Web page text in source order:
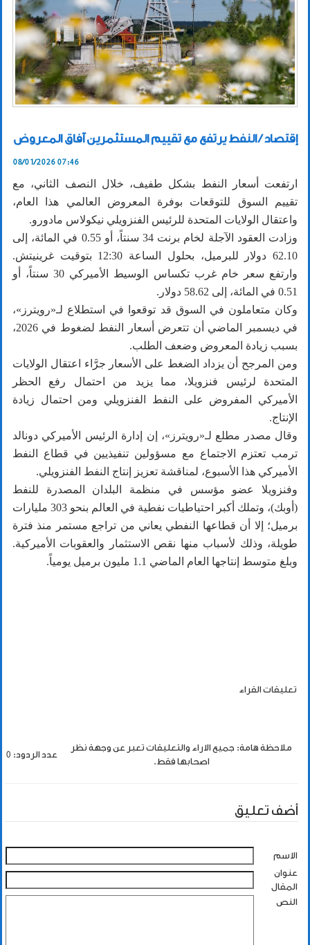
إقتصاد / النفط يرتفع مع تقييم المستثمرين آفاق المعروض
08/01/2026 07:46
ارتفعت أسعار النفط بشكل طفيف، خلال النصف الثاني، ​مع
تقييم السوق للتوقعات بوفرة المعروض العالمي هذا العام،
واعتقال الولايات المتحدة للرئيس الفنزويلي نيكولاس مادورو.
وزادت العقود الآجلة لخام برنت 34 سنتاً، أو 0.55 في المائة، إلى
62.10 دولار للبرميل، بحلول الساعة 12:30 ‌بتوقيت غرينيتش.
‌وارتفع سعر خام غرب ‌تكساس ⁠الوسيط ​الأميركي ‌30 سنتاً، أو
0.51 في المائة، إلى 58.62 دولار.
وكان متعاملون في السوق قد توقعوا في استطلاع لـ«رويترز»،
في ديسمبر الماضي أن تتعرض أسعار النفط لضغوط في 2026،
بسبب ⁠زيادة المعروض وضعف الطلب.
ومن المرجح أن يزداد الضغط ‌على الأسعار جرَّاء اعتقال الولايات
المتحدة لرئيس فنزويلا، مما يزيد من احتمال رفع الحظر
الأميركي المفروض على النفط الفنزويلي ومن احتمال زيادة
الإنتاج.
وقال مصدر مطلع لـ«رويترز»، إن إدارة الرئيس الأميركي ​دونالد
ترمب تعتزم الاجتماع مع مسؤولين تنفيذيين في قطاع النفط
الأميركي ⁠هذا الأسبوع، لمناقشة تعزيز إنتاج النفط الفنزويلي.
وفنزويلا عضو مؤسس في منظمة البلدان المصدرة للنفط
(أوبك)، وتملك أكبر احتياطيات نفطية في العالم بنحو 303 مليارات
برميل؛ إلا أن قطاعها النفطي يعاني من تراجع مستمر منذ فترة
طويلة، وذلك لأسباب منها نقص الاستثمار والعقوبات الأميركية.
وبلغ متوسط ​​إنتاجها العام الماضي 1.1 ‌مليون برميل يومياً.
تعليقات القراء
ملاحظة هامة: جميع الاراء والتعليقات تعبر عن وجهة نظر
اصحابها فقط.
عدد الردود: 0
أضف تعليق
الاسم
عنوان
المقال
النص